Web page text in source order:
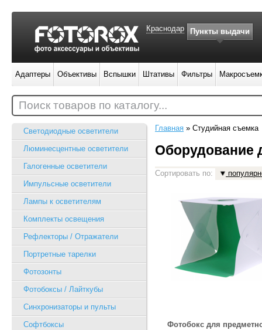
Светодиодные осветители
Люминесцентные осветители
Галогенные осветители
Импульсные осветители
Лампы к осветителям
Комплекты освещения
Рефлекторы / Отражатели
Портретные тарелки
Фотозонты
Фотобоксы / Лайткубы
Синхронизаторы и пульты
Софтбоксы
Главная » Студийная съемка
Оборудование
Сортировать по:
Фотобокс для
Краснодар Пункты выдачи
Адаптеры Объективы Вспышки Штативы Фильтры
Поиск товаров по каталогу...